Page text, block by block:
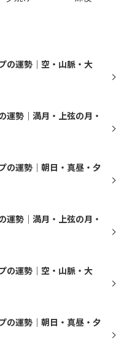
の運勢｜空・山脈・大
運勢｜満月・上弦の月・
の運勢｜朝日・真昼・夕
運勢｜満月・上弦の月・
の運勢｜空・山脈・大
の運勢｜朝日・真昼・夕